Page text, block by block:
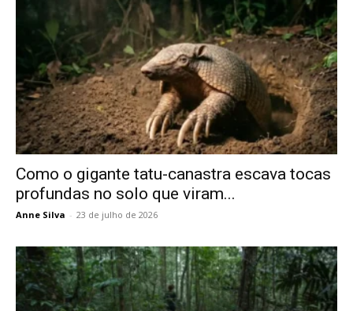
Como o gigante tatu-canastra escava tocas
profundas no solo que viram...
Anne Silva - 23 de julho de 2026